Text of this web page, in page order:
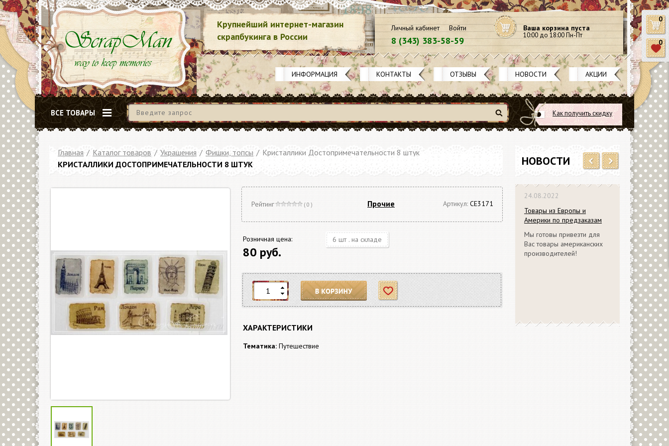
Ваша корзина пуста
10:00 до 18:00 Пн-Пт
Личный кабинет Войти
8 (343) 383-58-59
Крупнейший интернет-магазин
скрапбукинга в России
ИНФОРМАЦИЯ КОНТАКТЫ ОТЗЫВЫ НОВОСТИ АКЦИИ
Как получить скидку
Найти
ВСЕ ТОВАРЫ
НОВОСТИ
24.08.2022
Товары из Европы и
Америки по предзаказам
Мы готовы привезти для
Вас товары американских
производителей!
Главная / Каталог товаров / Украшения / Фишки, топсы / Кристаллики Достопримечательности 8 штук
КРИСТАЛЛИКИ ДОСТОПРИМЕЧАТЕЛЬНОСТИ 8 ШТУК
Прочие
Рейтинг ( 0 ) Артикул: СЕ3171
Розничная цена:
80 руб.
6 шт . на складе
В корзину Отложить
ХАРАКТЕРИСТИКИ
Тематика: Путешествие
0
0